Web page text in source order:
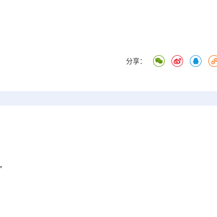
分享：